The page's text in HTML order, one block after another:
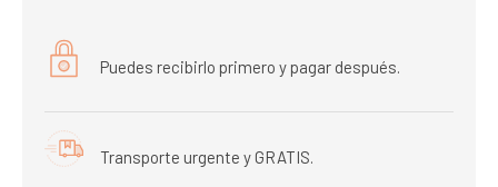
Puedes recibirlo primero y pagar después.
Transporte urgente y GRATIS.